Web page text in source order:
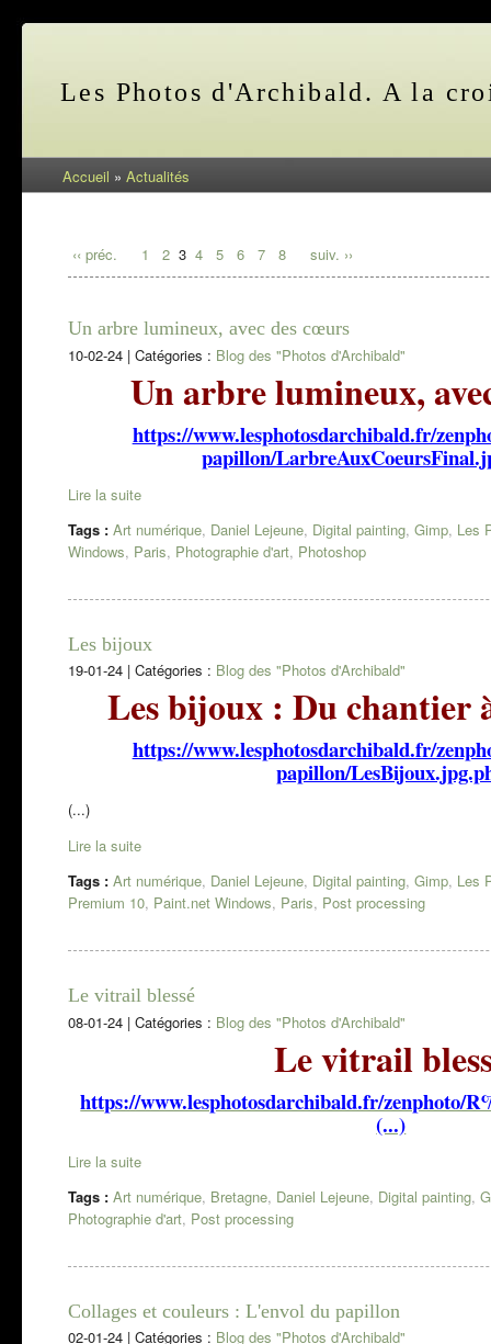
Les Photos d'Archibald. A la
Accueil » Actualités
‹‹ préc. 1 2 3 4 5 6 7 8 suiv. ››
Un arbre lumineux, avec des cœurs
10-02-24 | Catégories : Blog des "Photos d'Archibald"
Un arbre lumineux,
https://www.lesphotosdarchibald.fr/
papillon/
Lire la suite
Tags : Art numérique, Daniel Lejeune, Digital painting, Gimp, Les
Windows, Paris, Photographie d'art, Photoshop
Les bijoux
19-01-24 | Catégories : Blog des "Photos d'Archibald"
Les bijoux : Du chantier
https://www.lesphotosdarchibald.fr/
papillon/
(...)
Lire la suite
Tags : Art numérique, Daniel Lejeune, Digital painting, Gimp, Les
Premium 10, Paint.net Windows, Paris, Post processing
Le vitrail blessé
08-01-24 | Catégories : Blog des "Photos d'Archibald"
Le vitrail
https://www.lesphotosdarchibald.fr/zenphoto/
(...)
Lire la suite
Tags : Art numérique, Bretagne, Daniel Lejeune, Digital painting,
Photographie d'art, Post processing
Collages et couleurs : L'envol du papillon
02-01-24 | Catégories : Blog des "Photos d'Archibald"